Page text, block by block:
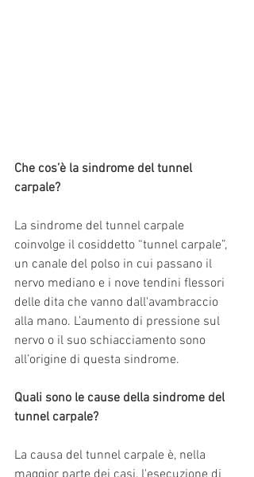
Che cos’è la sindrome del tunnel
carpale?
La sindrome del tunnel carpale
coinvolge il cosiddetto “tunnel carpale”,
un canale del polso in cui passano il
nervo mediano e i nove tendini flessori
delle dita che vanno dall'avambraccio
alla mano. L’aumento di pressione sul
nervo o il suo schiacciamento sono
all’origine di questa sindrome.
Quali sono le cause della sindrome del
tunnel carpale?
La causa del tunnel carpale è, nella